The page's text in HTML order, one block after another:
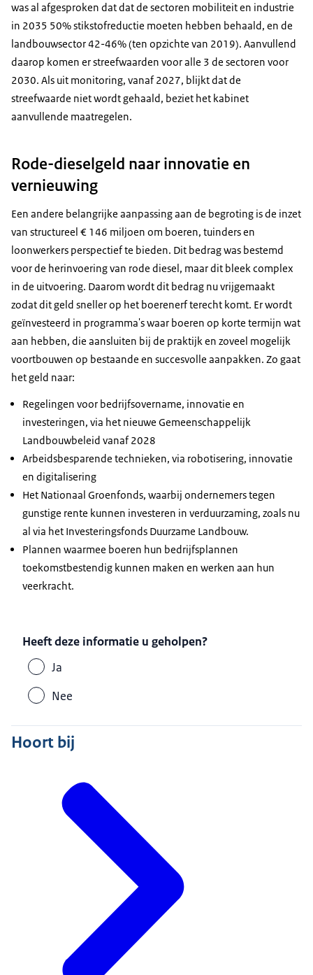
was al afgesproken dat dat de sectoren mobiliteit en industrie
in 2035 50% stikstofreductie moeten hebben behaald, en de
landbouwsector 42-46% (ten opzichte van 2019). Aanvullend
daarop komen er streefwaarden voor alle 3 de sectoren voor
2030. Als uit monitoring, vanaf 2027, blijkt dat de
streefwaarde niet wordt gehaald, beziet het kabinet
aanvullende maatregelen.
Rode-dieselgeld naar innovatie en
vernieuwing
Een andere belangrijke aanpassing aan de begroting is de inzet
van structureel € 146 miljoen om boeren, tuinders en
loonwerkers perspectief te bieden. Dit bedrag was bestemd
voor de herinvoering van rode diesel, maar dit bleek complex
in de uitvoering. Daarom wordt dit bedrag nu vrijgemaakt
zodat dit geld sneller op het boerenerf terecht komt. Er wordt
geïnvesteerd in programma's waar boeren op korte termijn wat
aan hebben, die aansluiten bij de praktijk en zoveel mogelijk
voortbouwen op bestaande en succesvolle aanpakken. Zo gaat
het geld naar:
Regelingen voor bedrijfsovername, innovatie en
investeringen, via het nieuwe Gemeenschappelijk
Landbouwbeleid vanaf 2028
Arbeidsbesparende technieken, via robotisering, innovatie
en digitalisering
Het Nationaal Groenfonds, waarbij ondernemers tegen
gunstige rente kunnen investeren in verduurzaming, zoals nu
al via het Investeringsfonds Duurzame Landbouw.
Plannen waarmee boeren hun bedrijfsplannen
toekomstbestendig kunnen maken en werken aan hun
veerkracht.
Heeft deze informatie u geholpen?
Ja
Nee
Hoort bij